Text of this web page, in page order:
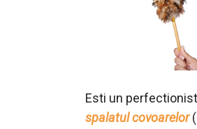
Esti un
spalatul covoarelor